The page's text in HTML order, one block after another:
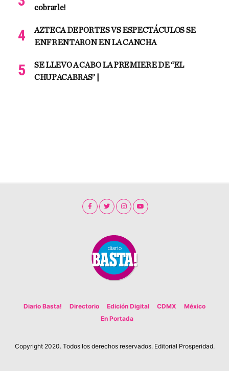
cobrarle!
AZTECA DEPORTES VS ESPECTÁCULOS SE
ENFRENTARON EN LA CANCHA
SE LLEVO A CABO LA PREMIERE DE “EL
CHUPACABRAS” |
Diario Basta! Directorio Edición Digital CDMX
México
En Portada
Copyright 2020. Todos los derechos reservados. Editorial Prosperidad.